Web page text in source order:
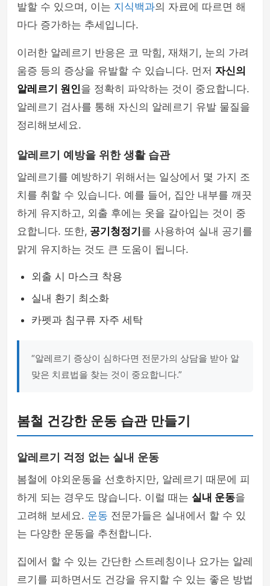
발할 수 있으며, 이는 지식백과의 자료에 따르면 해
마다 증가하는 추세입니다.
이러한 알레르기 반응은 코 막힘, 재채기, 눈의 가려
움증 등의 증상을 유발할 수 있습니다. 먼저 자신의
알레르기 원인을 정확히 파악하는 것이 중요합니다.
알레르기 검사를 통해 자신의 알레르기 유발 물질을
정리해보세요.
알레르기 예방을 위한 생활 습관
알레르기를 예방하기 위해서는 일상에서 몇 가지 조
치를 취할 수 있습니다. 예를 들어, 집안 내부를 깨끗
하게 유지하고, 외출 후에는 옷을 갈아입는 것이 중
요합니다. 또한, 공기청정기 를 사용하여 실내 공기를
맑게 유지하는 것도 큰 도움이 됩니다.
외출 시 마스크 착용
실내 환기 최소화
카펫과 침구류 자주 세탁
“알레르기 증상이 심하다면 전문가의 상담을 받아 알
맞은 치료법을 찾는 것이 중요합니다.”
봄철 건강한 운동 습관 만들기
알레르기 걱정 없는 실내 운동
봄철에 야외운동을 선호하지만, 알레르기 때문에 피
하게 되는 경우도 많습니다. 이럴 때는 실내 운동을
고려해 보세요. 운동 전문가들은 실내에서 할 수 있
는 다양한 운동을 추천합니다.
집에서 할 수 있는 간단한 스트레칭이나 요가는 알레
르기를 피하면서도 건강을 유지할 수 있는 좋은 방법